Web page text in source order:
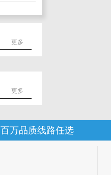
更多
更多
百万品质线路任选